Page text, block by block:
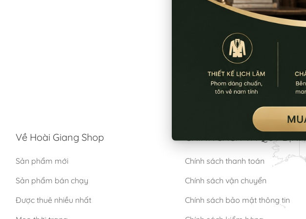
Về Hoài Giang Shop
Sản phẩm mới
Sản phẩm bán chạy
Được thuê nhiều nhất
CHÍNH SÁCH VÀ QUY ĐỊNH
Chính sách thanh toán
Chính sách vận chuyển
Chính sách bảo mật thông tin